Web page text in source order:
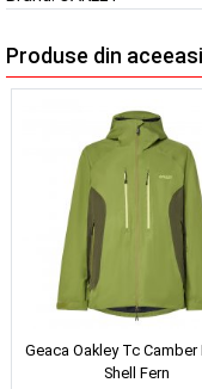
Produse din
Geaca Oakley Tc Camber
Shell Fern